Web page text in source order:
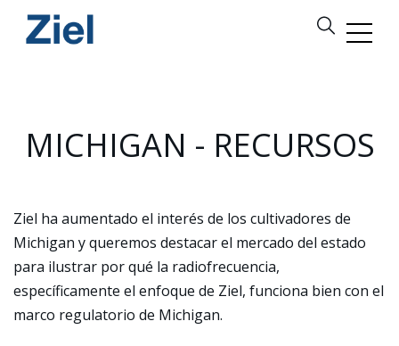
MICHIGAN - RECURSOS
Ziel ha aumentado el interés de los cultivadores de
Michigan y queremos destacar el mercado del estado
para ilustrar por qué la radiofrecuencia,
específicamente el enfoque de Ziel, funciona bien con el
marco regulatorio de Michigan.